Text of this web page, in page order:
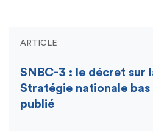
ARTICLE
SNBC-3 : le décret sur
Stratégie nationale
publié